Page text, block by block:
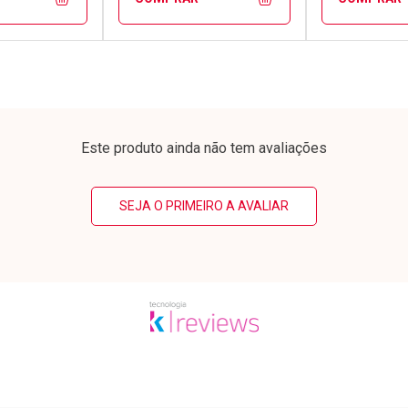
Este produto ainda não tem avaliações
SEJA O PRIMEIRO A AVALIAR